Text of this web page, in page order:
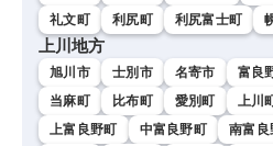
礼文町
利尻町 利尻富士町
上川地方
旭川市 士別市 名寄市 富良
当麻町
比布町 愛別町 上川
上富良野町
中富良野町 南富良